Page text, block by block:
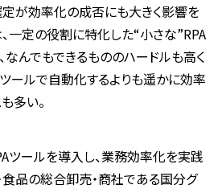
が効率化の成否にも大きく影響を
、一定の役割に特化した“小さな”RPA
んでもできるもののハードルも高く
ールで自動化するよりも遥かに効率
多い。
ツールを導入し、業務効率化を実践
食品の総合卸売・商社である国分グ